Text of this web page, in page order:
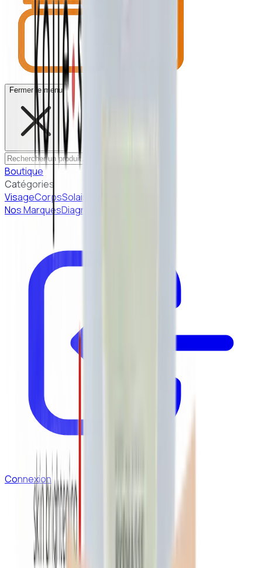
Fermer le menu
Boutique
Catégories
VisageCorpsSolaire
Nos MarquesDiagnostic peau
Connexion